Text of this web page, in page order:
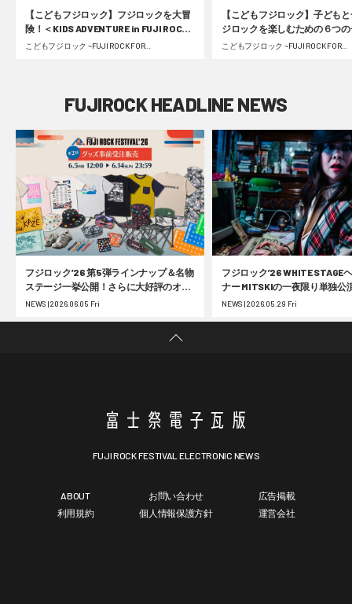
【こどもフジロック】フジロックを大冒
険！＜KIDS ADVENTURE in FUJI ROCK
FESTIVAL＞フォレスト＆リバーコース
こどもフジロック ~FUJI ROCK FOR
【こどもフジロック】子ども
ジロックを楽しむための６つ
ポイント
こどもフジロック ~FUJI ROCK FOR
FUJIROCK HEADLINE NEWS
フジロック’26 第5弾ラインナップ＆名物
ステージ一挙公開！さらに大好評のオフ
ィシャルグッズ事前受注の第2弾受付が
NEWS | 2026.06.05 Fri
フジロック’26 WHITE STAGE
ナー MITSKIの一夜限り単独公
25周年 フジロック展の大阪巡
NEWS | 2026.05.29 Fri
FUJI ROCK FESTIVAL ELECTRONIC NEWS
ABOUT お問い合わせ
広告掲載
利用規約
個人情報保護方針 運営会社